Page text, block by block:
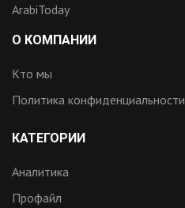
ArabiToday
О КОМПАНИИ
Кто мы
Политика конфиденциальности
КАТЕГОРИИ
Аналитика
Профайл